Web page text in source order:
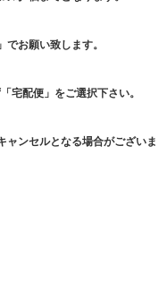
お願い致します。
宅配便」をご選択下さい。
ンセルとなる場合がございま